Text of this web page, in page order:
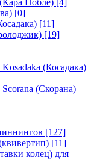
Нобле) [4]
[0]
[11]
[19]
(Косадака)
(Скорана)
[127]
[11]
колец) для